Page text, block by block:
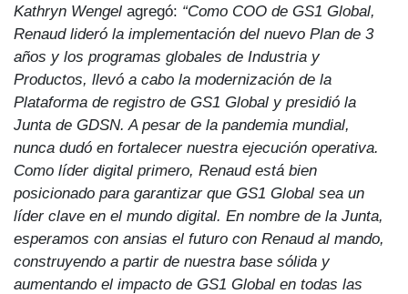
Kathryn Wengel agregó: “Como COO de GS1 Global,
Renaud lideró la implementación del nuevo Plan de 3
años y los programas globales de Industria y
Productos, llevó a cabo la modernización de la
Plataforma de registro de GS1 Global y presidió la
Junta de GDSN. A pesar de la pandemia mundial,
nunca dudó en fortalecer nuestra ejecución operativa.
Como líder digital primero, Renaud está bien
posicionado para garantizar que GS1 Global sea un
líder clave en el mundo digital. En nombre de la Junta,
esperamos con ansias el futuro con Renaud al mando,
construyendo a partir de nuestra base sólida y
aumentando el impacto de GS1 Global en todas las